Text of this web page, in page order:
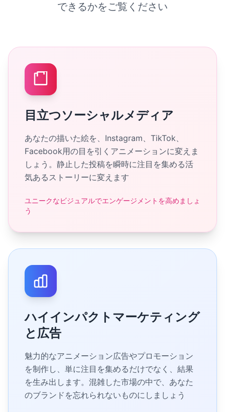
できるかをご覧ください
目立つソーシャルメディア
あなたの描いた絵を、Instagram、TikTok、
Facebook用の目を引くアニメーションに変えま
しょう。静止した投稿を瞬時に注目を集める活
気あるストーリーに変えます
ユニークなビジュアルでエンゲージメントを高めましょ
う
ハイインパクトマーケティング
と広告
魅力的なアニメーション広告やプロモーション
を制作し、単に注目を集めるだけでなく、結果
を生み出します。混雑した市場の中で、あなた
のブランドを忘れられないものにしましょう